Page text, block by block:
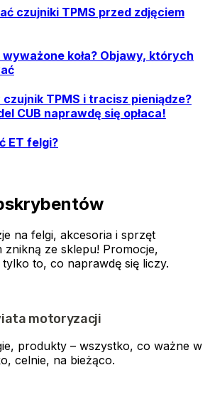
czujniki TPMS przed zdjęciem
koła? Objawy, których
czujnik TPMS i tracisz pieniądze?
CUB naprawdę się opłaca!
ET felgi?
na felgi, akcesoria i sprzęt
znikną ze sklepu! Promocje,
to, co naprawdę się liczy.
motoryzacji
produkty – wszystko, co ważne w
celnie, na bieżąco.